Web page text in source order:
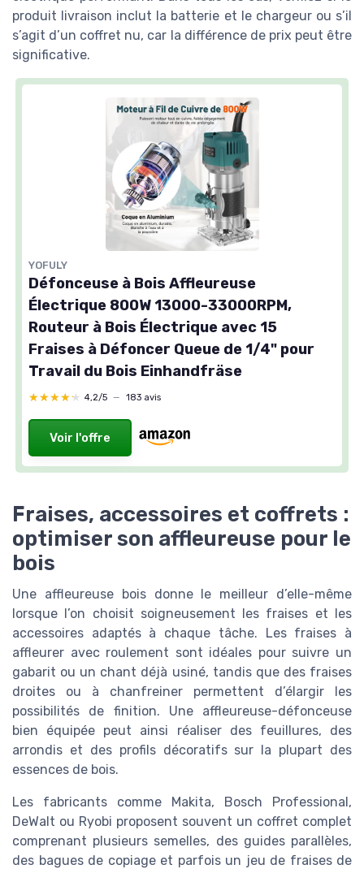
produit livraison inclut la batterie et le chargeur ou s’il
s’agit d’un coffret nu, car la différence de prix peut être
significative.
YOFULY
Défonceuse à Bois Affleureuse
Électrique 800W 13000-33000RPM,
Routeur à Bois Électrique avec 15
Fraises à Défoncer Queue de 1/4" pour
Travail du Bois Einhandfräse
★★★★★
★★★★★ 4,2/5 — 183 avis
Voir l'offre
Fraises, accessoires et coffrets :
optimiser son affleureuse pour le
bois
Une affleureuse bois donne le meilleur d’elle-même
lorsque l’on choisit soigneusement les fraises et les
accessoires adaptés à chaque tâche. Les fraises à
affleurer avec roulement sont idéales pour suivre un
gabarit ou un chant déjà usiné, tandis que des fraises
droites ou à chanfreiner permettent d’élargir les
possibilités de finition. Une affleureuse-défonceuse
bien équipée peut ainsi réaliser des feuillures, des
arrondis et des profils décoratifs sur la plupart des
essences de bois.
Les fabricants comme Makita, Bosch Professional,
DeWalt ou Ryobi proposent souvent un coffret complet
comprenant plusieurs semelles, des guides parallèles,
des bagues de copiage et parfois un jeu de fraises de